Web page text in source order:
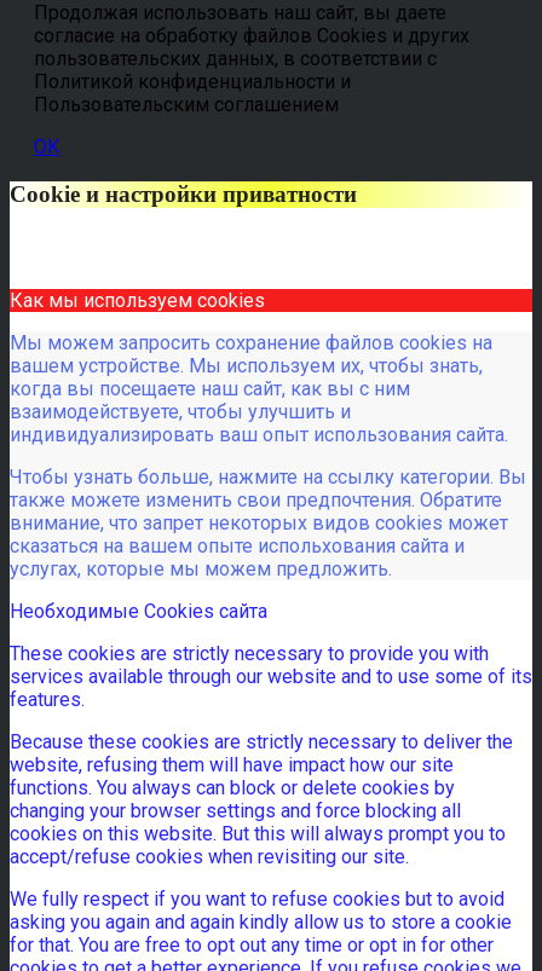
Продолжая использовать наш сайт, вы даете
согласие на обработку файлов Cookies и других
пользовательских данных, в соответствии с
Политикой конфиденциальности и
Пользовательским соглашением
OK
Cookie и настройки приватности
Как мы используем cookies
Мы можем запросить сохранение файлов cookies на
вашем устройстве. Мы используем их, чтобы знать,
когда вы посещаете наш сайт, как вы с ним
взаимодействуете, чтобы улучшить и
индивидуализировать ваш опыт использования сайта.
Чтобы узнать больше, нажмите на ссылку категории. Вы
также можете изменить свои предпочтения. Обратите
внимание, что запрет некоторых видов cookies может
сказаться на вашем опыте испольхования сайта и
услугах, которые мы можем предложить.
Необходимые Cookies сайта
These cookies are strictly necessary to provide you with
services available through our website and to use some of its
features.
Because these cookies are strictly necessary to deliver the
website, refusing them will have impact how our site
functions. You always can block or delete cookies by
changing your browser settings and force blocking all
cookies on this website. But this will always prompt you to
accept/refuse cookies when revisiting our site.
We fully respect if you want to refuse cookies but to avoid
asking you again and again kindly allow us to store a cookie
for that. You are free to opt out any time or opt in for other